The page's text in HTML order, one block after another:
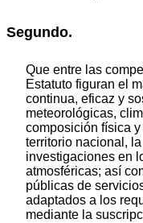
Segundo.
Que entre las
Estatuto figuran el
continua, eficaz y
meteorológicas,
composición física
territorio nacional,
investigaciones en
atmosféricas; así
públicas de
adaptados a los
mediante la